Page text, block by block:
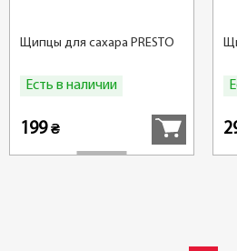
Щипцы для сахара PRESTO
Есть в наличии
199₴